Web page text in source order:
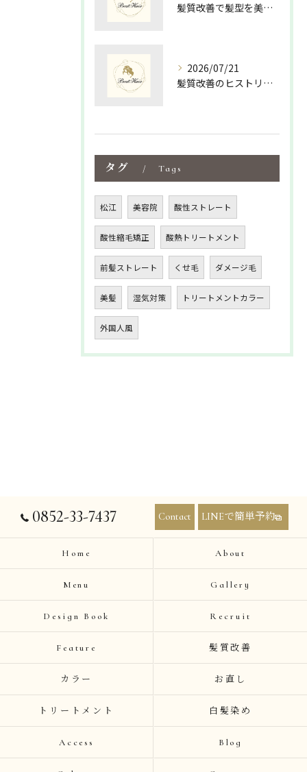
髪質改善で髪型を美しく保つための最適な選び方と毎日のスタイリング術
2026/07/21
髪質改善のヒストリーを紐解く島根県松江市大田市で美髪を叶える新常識
タグ Tags
松江 美容院 酸性ストレート
酸性縮毛矯正 酸熱トリートメント
前髪ストレート くせ毛 ダメージ毛
美髪 湿気対策 トリートメントカラー
外国人風
0852-33-7437 Contact LINEで簡単予約
Home About
Menu Gallery
Design Book Recruit
Feature 髪質改善
カラー お直し
トリートメント 白髪染め
Access Blog